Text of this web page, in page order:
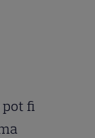
pot fi